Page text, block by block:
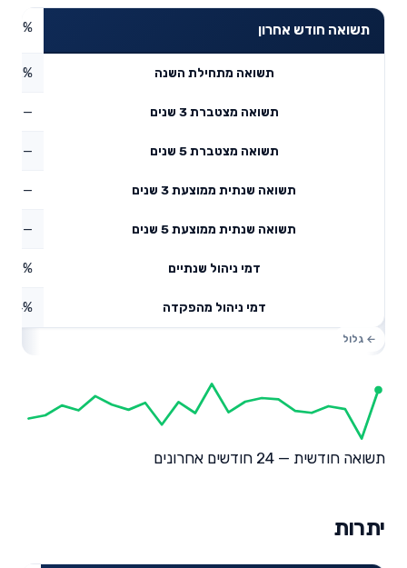
תשואה חודש אחרון
תשואה מתחילת השנה
תשואה מצטברת 3 שנים —
תשואה מצטברת 5 שנים —
תשואה שנתית ממוצעת 3 שנים —
תשואה שנתית ממוצעת 5 שנים —
דמי ניהול שנתיים 0.15%
דמי ניהול מהפקדה 1.14%
תשואה חודשית — 24 חודשים אחרונים
יתרות